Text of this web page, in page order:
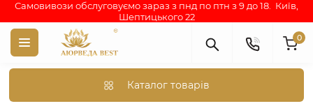
Самовивози обслуговуємо зараз з пнд по птн з 9 до 18. Київ,
Шептицького 22
0
Каталог товарів